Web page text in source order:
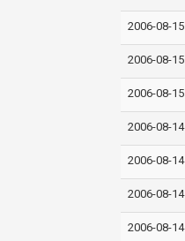
2006-08-15
2006-08-15
2006-08-15
2006-08-14
2006-08-14
2006-08-14
2006-08-14